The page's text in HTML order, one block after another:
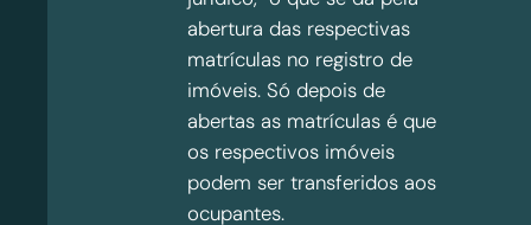
abertura das respectivas
matrículas no registro de
imóveis. Só depois de
abertas as matrículas é que
os respectivos imóveis
podem ser transferidos aos
ocupantes.